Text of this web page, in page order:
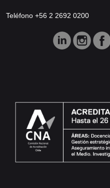
Teléfono +56 2 2692 0200